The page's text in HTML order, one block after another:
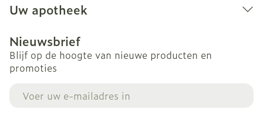
Uw apotheek
Nieuwsbrief
Blijf op de hoogte van nieuwe producten en
promoties